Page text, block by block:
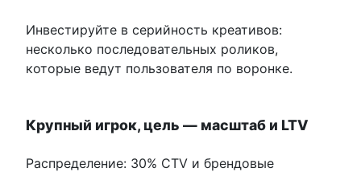
Инвестируйте в серийность креативов:
несколько последовательных роликов,
которые ведут пользователя по воронке.
Крупный игрок, цель — масштаб и LTV
Распределение: 30% CTV и брендовые